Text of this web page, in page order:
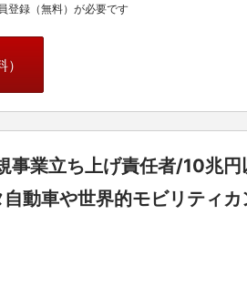
登録（無料）が必要です
事業立ち上げ責任者/10兆円
動車や世界的モビリティカ